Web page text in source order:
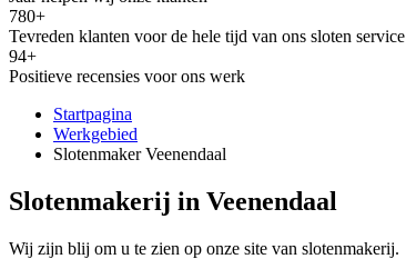
780+
Tevreden klanten voor de hele tijd van ons sloten service
94+
Positieve recensies voor ons werk
Startpagina
Werkgebied
Slotenmaker Veenendaal
Slotenmakerij in Veenendaal
Wij zijn blij om u te zien op onze site van slotenmakerij.